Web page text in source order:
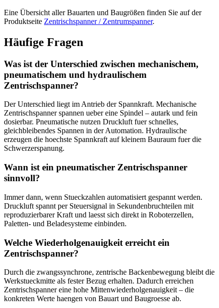
Eine Übersicht aller Bauarten und Baugrößen finden Sie auf der
Produktseite Zentrischspanner / Zentrumspanner.
Häufige Fragen
Was ist der Unterschied zwischen mechanischem,
pneumatischem und hydraulischem
Zentrischspanner?
Der Unterschied liegt im Antrieb der Spannkraft. Mechanische
Zentrischspanner spannen ueber eine Spindel – autark und fein
dosierbar. Pneumatische nutzen Druckluft fuer schnelles,
gleichbleibendes Spannen in der Automation. Hydraulische
erzeugen die hoechste Spannkraft auf kleinem Bauraum fuer die
Schwerzerspanung.
Wann ist ein pneumatischer Zentrischspanner
sinnvoll?
Immer dann, wenn Stueckzahlen automatisiert gespannt werden.
Druckluft spannt per Steuersignal in Sekundenbruchteilen mit
reproduzierbarer Kraft und laesst sich direkt in Roboterzellen,
Paletten- und Beladesysteme einbinden.
Welche Wiederholgenauigkeit erreicht ein
Zentrischspanner?
Durch die zwangssynchrone, zentrische Backenbewegung bleibt die
Werkstueckmitte als fester Bezug erhalten. Dadurch erreichen
Zentrischspanner eine hohe Mittenwiederholgenauigkeit – die
konkreten Werte haengen von Bauart und Baugroesse ab.